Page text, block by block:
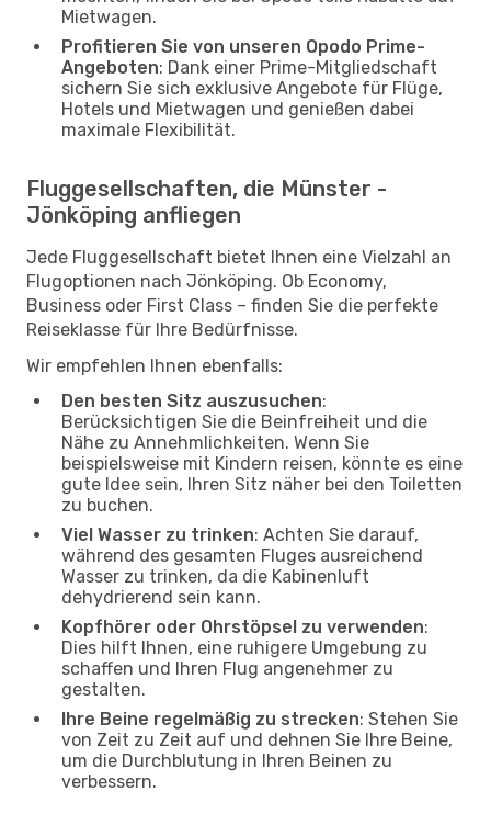
Mietwagen.
Profitieren Sie von unseren Opodo Prime-
Angeboten: Dank einer Prime-Mitgliedschaft
sichern Sie sich exklusive Angebote für Flüge,
Hotels und Mietwagen und genießen dabei
maximale Flexibilität.
Fluggesellschaften, die Münster -
Jönköping anfliegen
Jede Fluggesellschaft bietet Ihnen eine Vielzahl an
Flugoptionen nach Jönköping. Ob Economy,
Business oder First Class – finden Sie die perfekte
Reiseklasse für Ihre Bedürfnisse.
Wir empfehlen Ihnen ebenfalls:
Den besten Sitz auszusuchen:
Berücksichtigen Sie die Beinfreiheit und die
Nähe zu Annehmlichkeiten. Wenn Sie
beispielsweise mit Kindern reisen, könnte es eine
gute Idee sein, Ihren Sitz näher bei den Toiletten
zu buchen.
Viel Wasser zu trinken: Achten Sie darauf,
während des gesamten Fluges ausreichend
Wasser zu trinken, da die Kabinenluft
dehydrierend sein kann.
Kopfhörer oder Ohrstöpsel zu verwenden:
Dies hilft Ihnen, eine ruhigere Umgebung zu
schaffen und Ihren Flug angenehmer zu
gestalten.
Ihre Beine regelmäßig zu strecken: Stehen Sie
von Zeit zu Zeit auf und dehnen Sie Ihre Beine,
um die Durchblutung in Ihren Beinen zu
verbessern.